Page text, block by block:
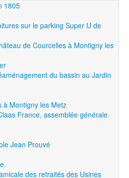
1805
sur le parking Super U de
de Courcelles à Montigny les
du bassin au Jardin
à Montigny les Metz
France, assemblée générale
Jean Prouvé
des retraités des Usines